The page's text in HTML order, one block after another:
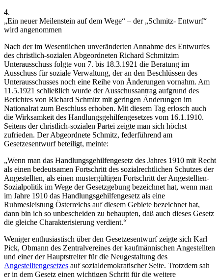
4.
„Ein neuer Meilenstein auf dem Wege“ – der „Schmitz- Entwurf“
wird angenommen
Nach der im Wesentlichen unveränderten Annahme des Entwurfes
des christlich-sozialen Abgeordneten Richard Schmitzim
Unterausschuss folgte von 7. bis 18.3.1921 die Beratung im
Ausschuss für soziale Verwaltung, der an den Beschlüssen des
Unterausschusses noch eine Reihe von Änderungen vornahm. Am
11.5.1921 schließlich wurde der Ausschussantrag aufgrund des
Berichtes von Richard Schmitz mit geringen Änderungen im
Nationalrat zum Beschluss erhoben. Mit diesem Tag erlosch auch
die Wirksamkeit des Handlungsgehilfengesetzes vom 16.1.1910.
Seitens der christlich-sozialen Partei zeigte man sich höchst
zufrieden. Der Abgeordnete Schmitz, federführend am
Gesetzesentwurf beteiligt, meinte:
„Wenn man das Handlungsgehilfengesetz des Jahres 1910 mit Recht
als einen bedeutsamen Fortschritt des sozialrechtlichen Schutzes der
Angestellten, als einen mustergültigen Fortschritt der Angestellten-
Sozialpolitik im Wege der Gesetzgebung bezeichnet hat, wenn man
im Jahre 1910 das Handlungsgehilfengesetz als eine
Ruhmesleistung Österreichs auf diesem Gebiete bezeichnet hat,
dann bin ich so unbescheiden zu behaupten, daß auch dieses Gesetz
die gleiche Charakterisierung verdient.“
Weniger enthusiastisch über den Gesetzesentwurf zeigte sich Karl
Pick, Obmann des Zentralvereines der kaufmännischen Angestellten
und einer der Hauptstreiter für die Neugestaltung des
Angestelltengesetzes auf sozialdemokratischer Seite. Trotzdem sah
er in dem Gesetz einen wichtigen Schritt für die weitere